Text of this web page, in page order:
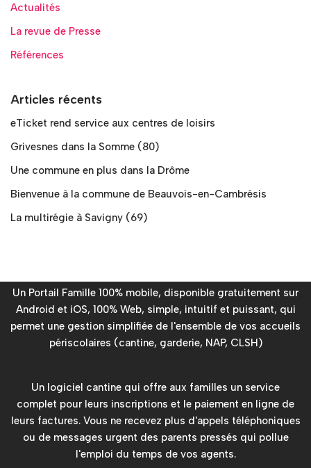
Actualités
La revue de Presse
Références
Articles récents
eTicket rend service aux centres de loisirs
Grivesnes dans la Somme (80)
Une commune en plus dans la Drôme
Bienvenue à la commune de Beauvois-en-Cambrésis
La multirégie à Savigny (69)
Un Portail Famille 100% mobile, disponible gratuitement sur
Android et iOS, 100% Web, simple, intuitif et puissant, qui
permet une gestion simplifiée de l'ensemble de vos accueils
périscolaires (cantine, garderie, NAP, CLSH)
Un logiciel cantine qui offre aux familles un service
complet pour leurs inscriptions et le paiement en ligne de
leurs factures. Vous ne recevez plus d'appels téléphoniques
ou de messages urgent des parents pressés qui pollue
l'emploi du temps de vos agents.